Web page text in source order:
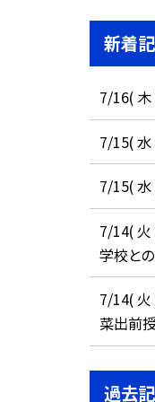
新着
7/16( 木
7/15(
7/15( 水
7/14( 火
学校と
7/14( 火
菜出前
過去